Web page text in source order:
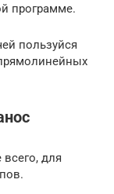
программе.
пользуйся
для